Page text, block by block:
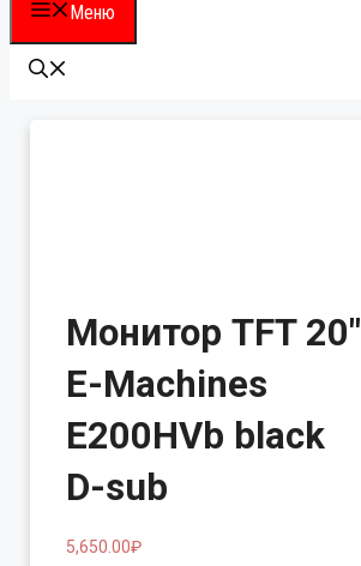
Меню
Монитор TFT 20″
E-Machines
E200HVb black
D-sub
5,650.00₽